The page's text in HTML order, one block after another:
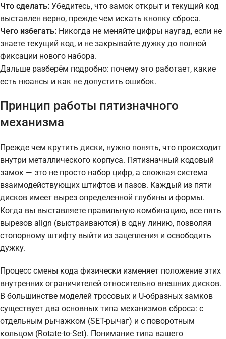
Что сделать: Убедитесь, что замок открыт и текущий код
выставлен верно, прежде чем искать кнопку сброса.
Чего избегать: Никогда не меняйте цифры наугад, если не
знаете текущий код, и не закрывайте дужку до полной
фиксации нового набора.
Дальше разберём подробно: почему это работает, какие
есть нюансы и как не допустить ошибок.
Принцип работы пятизначного
механизма
Прежде чем крутить диски, нужно понять, что происходит
внутри металлического корпуса. Пятизначный кодовый
замок — это не просто набор цифр, а сложная система
взаимодействующих штифтов и пазов. Каждый из пяти
дисков имеет вырез определенной глубины и формы.
Когда вы выставляете правильную комбинацию, все пять
вырезов align (выстраиваются) в одну линию, позволяя
стопорному штифту выйти из зацепления и освободить
дужку.
Процесс смены кода физически изменяет положение этих
внутренних ограничителей относительно внешних дисков.
В большинстве моделей тросовых и U-образных замков
существует два основных типа механизмов сброса: с
отдельным рычажком (SET-рычаг) и с поворотным
кольцом (Rotate-to-Set). Понимание типа вашего